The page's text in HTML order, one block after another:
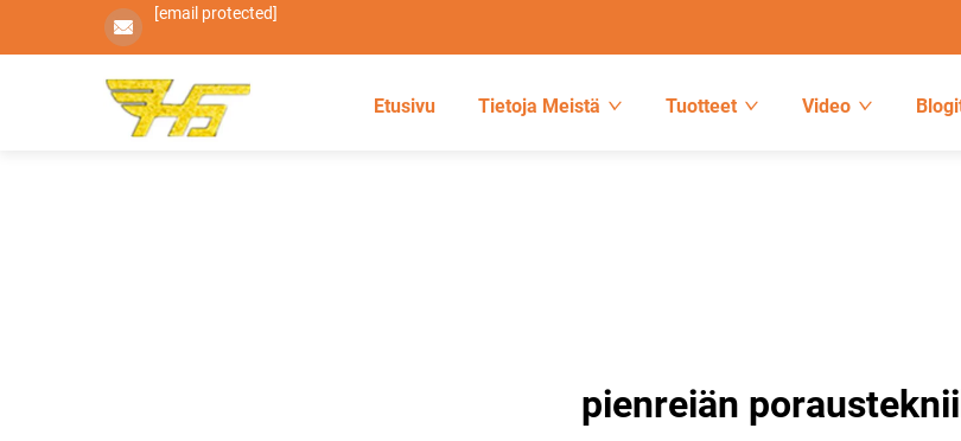
[email protected]
Etusivu Tietoja Meistä Tuotteet Video
pienreiän